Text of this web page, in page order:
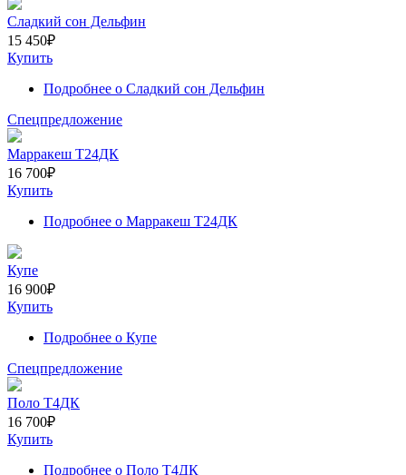
Сладкий сон Дельфин
15 450₽
Купить
Подробнее о Сладкий сон Дельфин
Спецпредложение
Марракеш Т24ДК
16 700₽
Купить
Подробнее о Марракеш Т24ДК
Купе
16 900₽
Купить
Подробнее о Купе
Спецпредложение
Поло Т4ДК
16 700₽
Купить
Подробнее о Поло Т4ДК